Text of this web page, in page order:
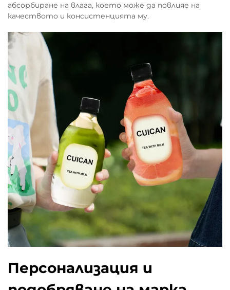
абсорбиране на влага, което може да повлияе на
качеството и консистенцията му.
Персонализация и